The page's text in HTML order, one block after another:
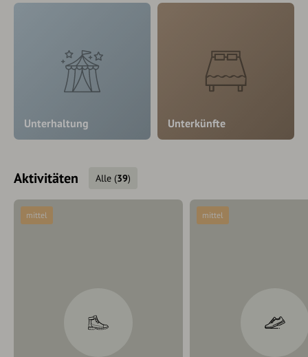
Unterhaltung Unterkünfte
Aktivitäten Alle (39)
mittel mittel